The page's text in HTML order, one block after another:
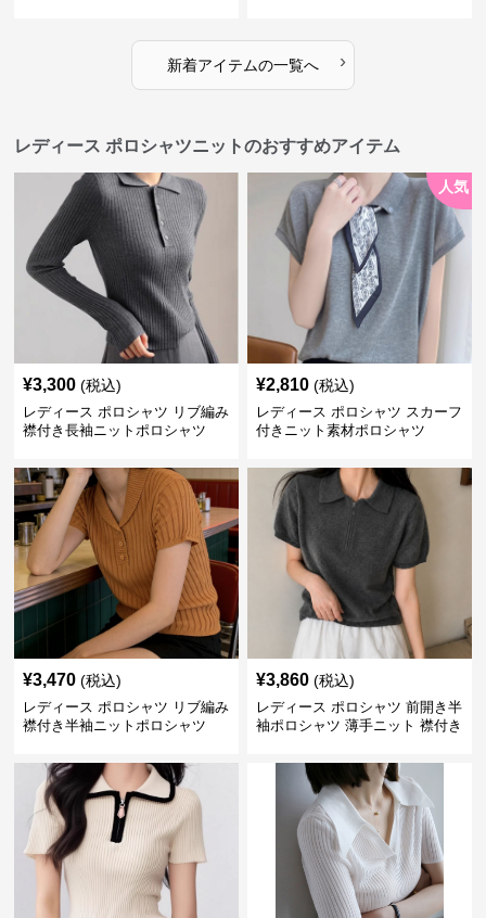
新着アイテムの一覧へ ›
レディース ポロシャツニットのおすすめアイテム
¥3,300 (税込)
レディース ポロシャツ リブ編み
襟付き長袖ニットポロシャツ
人気
¥2,810 (税込)
レディース ポロシャツ スカーフ
付きニット素材ポロシャツ
¥3,470 (税込)
レディース ポロシャツ リブ編み
襟付き半袖ニットポロシャツ
¥3,860 (税込)
レディース ポロシャツ 前開き半
袖ポロシャツ 薄手ニット 襟付き